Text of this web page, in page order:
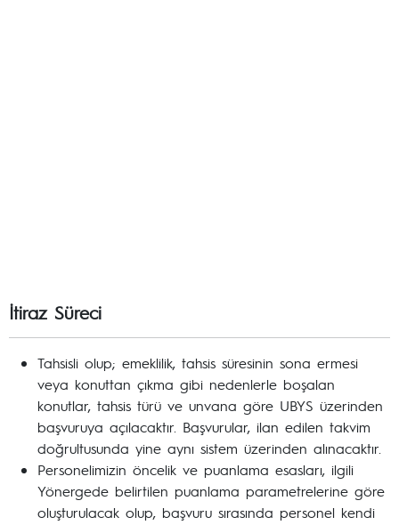
İtiraz Süreci
Tahsisli olup; emeklilik, tahsis süresinin sona ermesi
veya konuttan çıkma gibi nedenlerle boşalan
konutlar, tahsis türü ve unvana göre UBYS üzerinden
başvuruya açılacaktır. Başvurular, ilan edilen takvim
doğrultusunda yine aynı sistem üzerinden alınacaktır.
Personelimizin öncelik ve puanlama esasları, ilgili
Yönergede belirtilen puanlama parametrelerine göre
oluşturulacak olup, başvuru sırasında personel kendi